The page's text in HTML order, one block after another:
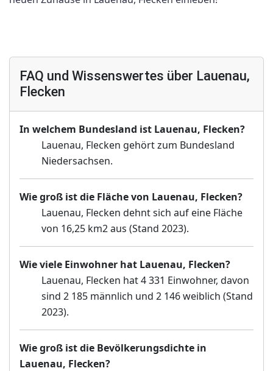
FAQ und Wissenswertes über Lauenau,
Flecken
In welchem Bundesland ist Lauenau, Flecken?
Lauenau, Flecken gehört zum Bundesland
Niedersachsen.
Wie groß ist die Fläche von Lauenau, Flecken?
Lauenau, Flecken dehnt sich auf eine Fläche
von 16,25 km2 aus (Stand 2023).
Wie viele Einwohner hat Lauenau, Flecken?
Lauenau, Flecken hat 4 331 Einwohner, davon
sind 2 185 männlich und 2 146 weiblich (Stand
2023).
Wie groß ist die Bevölkerungsdichte in
Lauenau, Flecken?